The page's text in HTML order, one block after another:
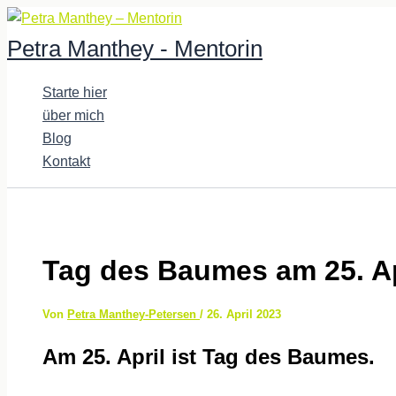
Zum
Inhalt
springen
Petra Manthey - Mentorin
Starte hier
über mich
Blog
Kontakt
Tag des Baumes am 25.
Von Petra Manthey-Petersen / 26. April 2023
Am 25. April ist Tag des Baumes.